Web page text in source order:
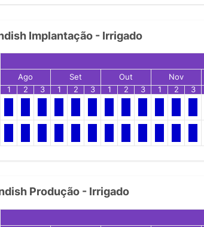
Implantação - Irrigado
Ago
Set Out Nov
1
2 3 1 2 3 1 2 3 1 2 3
Produção - Irrigado